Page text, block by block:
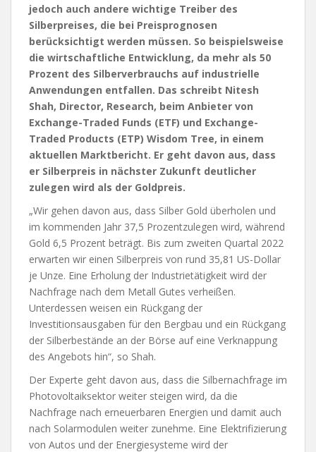
jedoch auch andere wichtige Treiber des
Silberpreises, die bei Preisprognosen
berücksichtigt werden müssen. So beispielsweise
die wirtschaftliche Entwicklung, da mehr als 50
Prozent des Silberverbrauchs auf industrielle
Anwendungen entfallen. Das schreibt Nitesh
Shah, Director, Research, beim Anbieter von
Exchange-Traded Funds (ETF) und Exchange-
Traded Products (ETP) Wisdom Tree, in einem
aktuellen Marktbericht. Er geht davon aus, dass
er Silberpreis in nächster Zukunft deutlicher
zulegen wird als der Goldpreis.
„Wir gehen davon aus, dass Silber Gold überholen und
im kommenden Jahr 37,5 Prozentzulegen wird, während
Gold 6,5 Prozent beträgt. Bis zum zweiten Quartal 2022
erwarten wir einen Silberpreis von rund 35,81 US-Dollar
je Unze. Eine Erholung der Industrietätigkeit wird der
Nachfrage nach dem Metall Gutes verheißen.
Unterdessen weisen ein Rückgang der
Investitionsausgaben für den Bergbau und ein Rückgang
der Silberbestände an der Börse auf eine Verknappung
des Angebots hin“, so Shah.
Der Experte geht davon aus, dass die Silbernachfrage im
Photovoltaiksektor weiter steigen wird, da die
Nachfrage nach erneuerbaren Energien und damit auch
nach Solarmodulen weiter zunehme. Eine Elektrifizierung
von Autos und der Energiesysteme wird der